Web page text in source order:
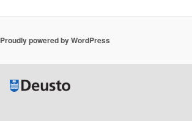
Proudly powered by WordPress